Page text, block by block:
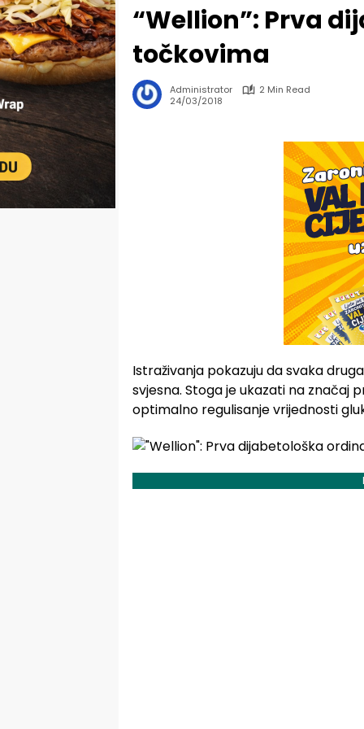
“Wellion”: Prva
točkovima
Administrator
2 Min Read
24/03/2018
Istraživanja pokazuju da svaka
svjesna. Stoga je ukazati na značaj
optimalno regulisanje vrijednosti